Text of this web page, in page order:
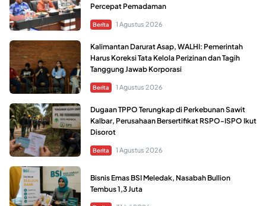
Percepat Pemadaman
Berita 1 Agustus 2026
Kalimantan Darurat Asap, WALHI: Pemerintah
Harus Koreksi Tata Kelola Perizinan dan Tagih
Tanggung Jawab Korporasi
Berita 1 Agustus 2026
Dugaan TPPO Terungkap di Perkebunan Sawit
Kalbar, Perusahaan Bersertifikat RSPO-ISPO Ikut
Disorot
Berita 1 Agustus 2026
Bisnis Emas BSI Meledak, Nasabah Bullion
Tembus 1,3 Juta